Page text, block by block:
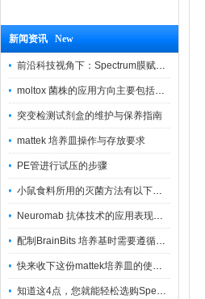
新闻资讯 New
前沿科技视角下：Spectrum膜赋能精密制造
moltox 菌株的应用方向主要包括以下几个方面
突变检测试剂盒的维护与保养指南
mattek 培养皿操作与存放要求
PE管进行试压的步骤
小鼠食料所用的灭菌方法有以下三种
Neuromab 抗体技术的应用表现在这几方面
配制BrainBits 培养基时需要遵循的原则
快来收下这份mattek培养皿的使用指南
知道这4点，您就能轻松选购Spectrum 膜